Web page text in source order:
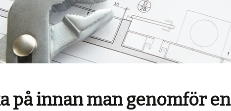
på innan man genomför en